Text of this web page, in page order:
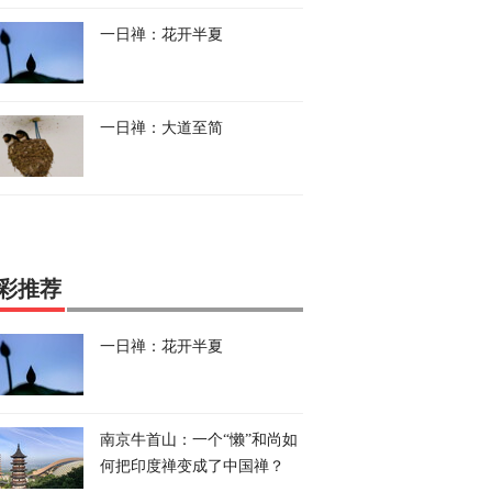
一日禅：花开半夏
一日禅：大道至简
推荐
一日禅：花开半夏
南京牛首山：一个“懒”和尚如
何把印度禅变成了中国禅？